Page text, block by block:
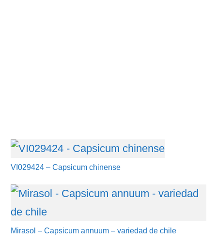
VI029424 – Capsicum chinense
Mirasol – Capsicum annuum – variedad de chile